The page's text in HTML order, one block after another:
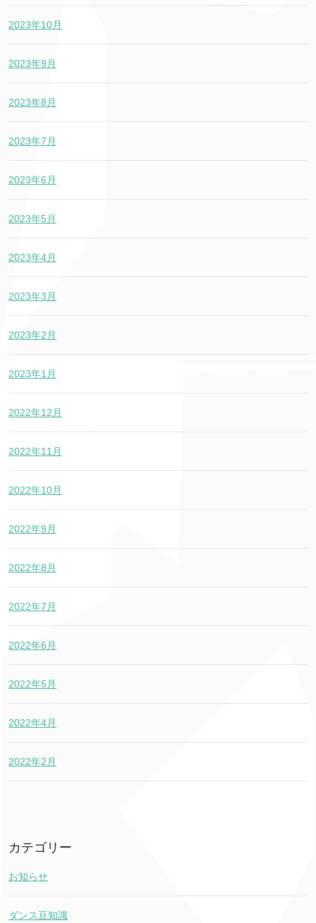
2023年10月
2023年9月
2023年8月
2023年7月
2023年6月
2023年5月
2023年4月
2023年3月
2023年2月
2023年1月
2022年12月
2022年11月
2022年10月
2022年9月
2022年8月
2022年7月
2022年6月
2022年5月
2022年4月
2022年2月
カテゴリー
お知らせ
ダンス豆知識